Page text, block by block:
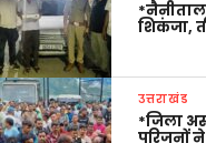
शिकंजा,
उत्तराखंड
*जिला
परिजनों